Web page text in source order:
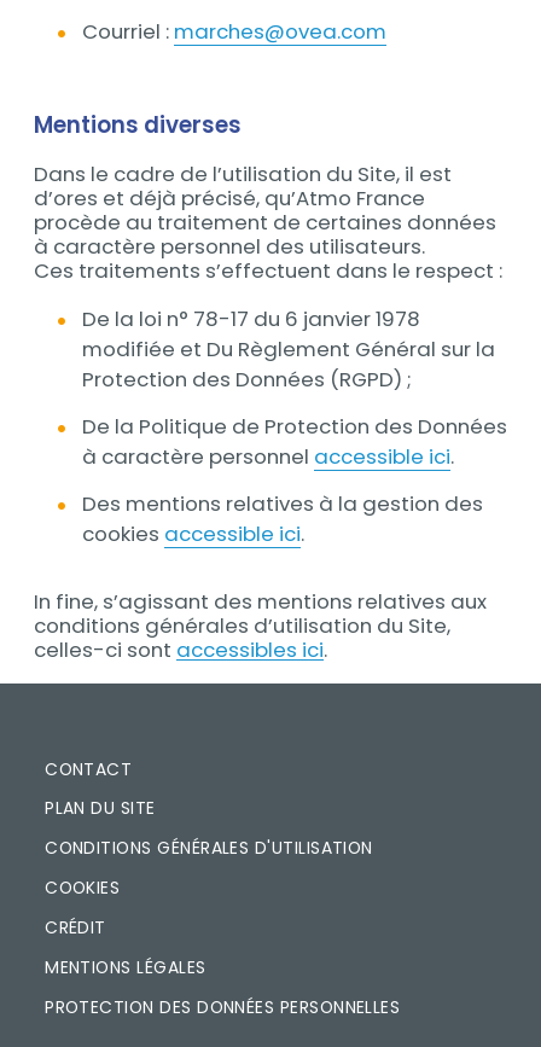
Courriel : marches@ovea.com
Mentions diverses
Dans le cadre de l’utilisation du Site, il est
d’ores et déjà précisé, qu’Atmo France
procède au traitement de certaines données
à caractère personnel des utilisateurs.
Ces traitements s’effectuent dans le respect :
De la loi n° 78-17 du 6 janvier 1978
modifiée et Du Règlement Général sur la
Protection des Données (RGPD) ;
De la Politique de Protection des Données
à caractère personnel accessible ici.
Des mentions relatives à la gestion des
cookies accessible ici.
In fine, s’agissant des mentions relatives aux
conditions générales d’utilisation du Site,
celles-ci sont accessibles ici.
PIED DE PAGE
CONTACT
PLAN DU SITE
CONDITIONS GÉNÉRALES D'UTILISATION
COOKIES
CRÉDIT
MENTIONS LÉGALES
PROTECTION DES DONNÉES PERSONNELLES